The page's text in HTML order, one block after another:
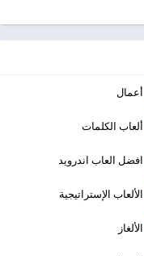
أعمال
ألعاب الكلمات
افضل العاب اندرويد
الألعاب الإستراتيجية
الألغاز